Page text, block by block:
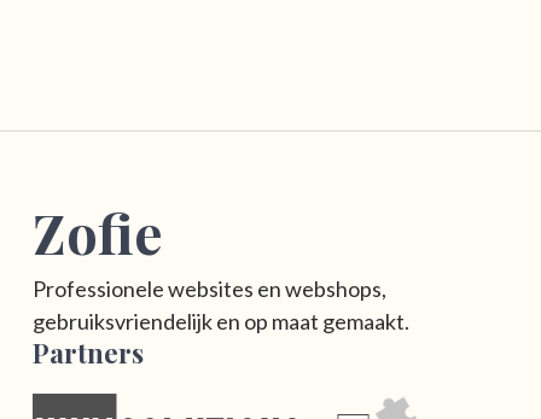
Zofie
Professionele websites en webshops,
gebruiksvriendelijk en op maat gemaakt.
Partners